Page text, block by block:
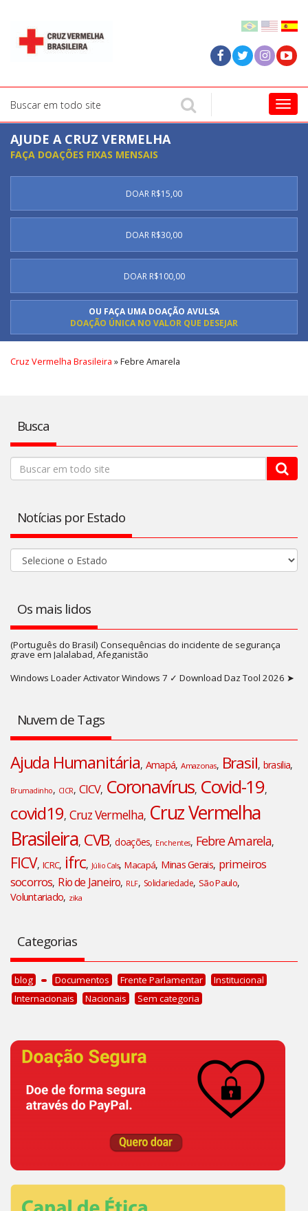
AJUDE A CRUZ VERMELHA
FAÇA DOAÇÕES FIXAS MENSAIS
DOAR R$15,00
DOAR R$30,00
DOAR R$100,00
OU FAÇA UMA DOAÇÃO AVULSA
DOAÇÃO ÚNICA NO VALOR QUE DESEJAR
Cruz Vermelha Brasileira »Febre Amarela
Busca
Notícias por Estado
Os mais lidos
(Português do Brasil) Consequências do incidente de segurança
grave em Jalalabad, Afeganistão
Windows Loader Activator Windows 7 ✓ Download Daz Tool 2026 ➤
Nuvem de Tags
Ajuda Humanitária, Amapá,Amazonas, Brasil, brasilia,
Brumadinho, CICR, CICV, Coronavírus, Covid-19,
covid19, Cruz Vermelha, Cruz Vermelha
Brasileira, CVB,doações, Enchentes, Febre Amarela,
FICV, ICRC, ifrc, Júlio Cals,Macapá, Minas Gerais, primeiros
socorros, Rio de Janeiro, RLF, Solidariedade, São Paulo,
Voluntariado, zika
Categorias
blog Documentos Frente Parlamentar
Institucional
Internacionais
Nacionais Sem categoria